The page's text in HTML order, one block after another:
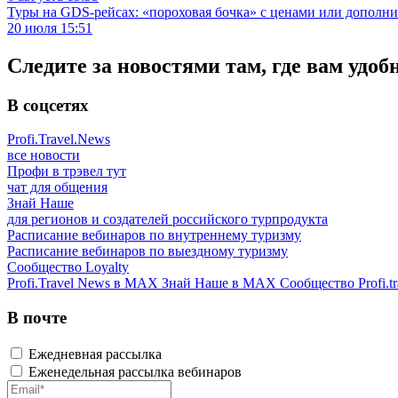
Туры на GDS-рейсах: «пороховая бочка» с ценами или
20 июля 15:51
Следите за новостями там, где вам
В соцсетях
Profi.Travel.News
все новости
Профи в трэвел тут
чат для общения
Знай Наше
для регионов и создателей российского турпродукта
Расписание вебинаров по внутреннему туризму
Расписание вебинаров по выездному туризму
Сообщество Loyalty
Profi.Travel News в MAX Знай Наше в MAX Сообщество
В почте
Ежедневная рассылка
Еженедельная рассылка вебинаров